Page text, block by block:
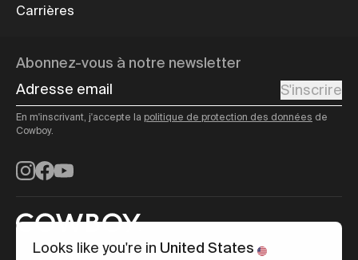
Carrières
Abonnez-vous à notre newsletter
Adresse email
S'inscrire
En m'inscrivant, j'accepte la politique de protection des données de
Cowboy.
Instagram
Facebook
YouTube
Belgique/Français
Looks like you're in United States